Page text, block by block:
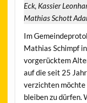
Eck, Kassier
Mathias Schott
Im
Mathias Schimpf
vorgerücktem
auf die seit 25
verzichten
bleiben zu dürfen.